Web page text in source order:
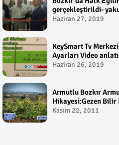
gerçekleştirildi-
Haziran 27, 2019
KeySmart Tv
Ayarları Video
Çetin
Haziran 26, 2019
Armutlu Bozkır
Hikayesi:Gezen Bilir
Kasım 22, 2011